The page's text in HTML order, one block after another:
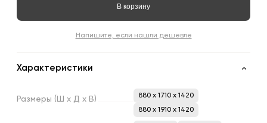
В корзину
Напишите, если нашли дешевле
Характеристики
Размеры (Ш х Д х В)
880 x 1710 x 1420
880 x 1910 x 1420